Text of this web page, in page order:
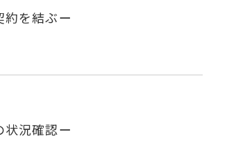
を結ぶー
況確認ー